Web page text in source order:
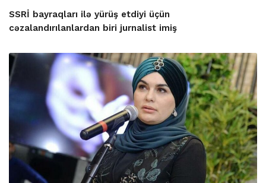
SSRİ bayraqları ilə yürüş etdiyi üçün
cəzalandırılanlardan biri jurnalist imiş